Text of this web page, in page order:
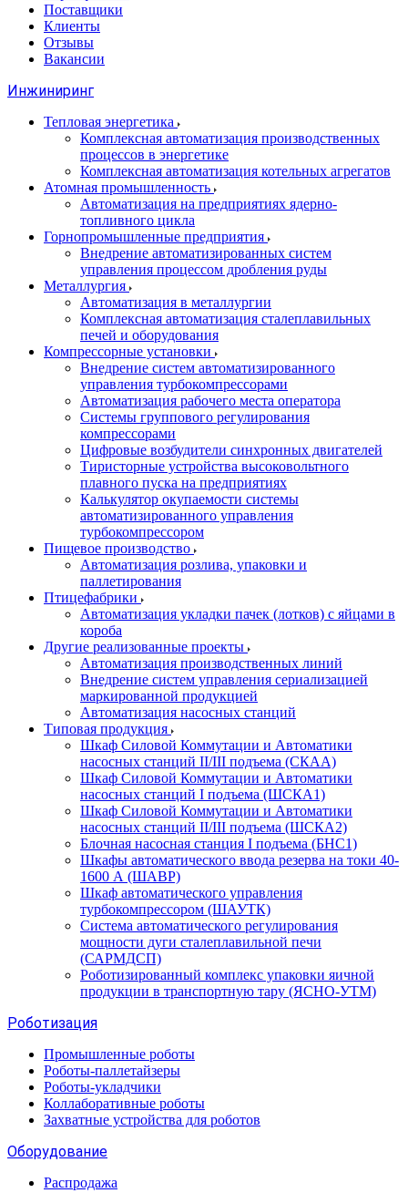
Поставщики
Клиенты
Отзывы
Вакансии
Инжиниринг
Тепловая энергетика
Комплексная автоматизация производственных
процессов в энергетике
Комплексная автоматизация котельных агрегатов
Атомная промышленность
Автоматизация на предприятиях ядерно-
топливного цикла
Горнопромышленные предприятия
Внедрение автоматизированных систем
управления процессом дробления руды
Металлургия
Автоматизация в металлургии
Комплексная автоматизация сталеплавильных
печей и оборудования
Компрессорные установки
Внедрение систем автоматизированного
управления турбокомпрессорами
Автоматизация рабочего места оператора
Системы группового регулирования
компрессорами
Цифровые возбудители синхронных двигателей
Тиристорные устройства высоковольтного
плавного пуска на предприятиях
Калькулятор окупаемости системы
автоматизированного управления
турбокомпрессором
Пищевое производство
Автоматизация розлива, упаковки и
паллетирования
Птицефабрики
Автоматизация укладки пачек (лотков) с яйцами в
короба
Другие реализованные проекты
Автоматизация производственных линий
Внедрение систем управления сериализацией
маркированной продукцией
Автоматизация насосных станций
Типовая продукция
Шкаф Силовой Коммутации и Автоматики
насосных станций II/III подъема (СКАА)
Шкаф Силовой Коммутации и Автоматики
насосных станций I подъема (ШСКА1)
Шкаф Силовой Коммутации и Автоматики
насосных станций II/III подъема (ШСКА2)
Блочная насосная станция I подъема (БНС1)
Шкафы автоматического ввода резерва на токи 40-
1600 А (ШАВР)
Шкаф автоматического управления
турбокомпрессором (ШАУТК)
Система автоматического регулирования
мощности дуги сталеплавильной печи
(САРМДСП)
Роботизированный комплекс упаковки яичной
продукции в транспортную тару (ЯСНО-УТМ)
Роботизация
Промышленные роботы
Роботы-паллетайзеры
Роботы-укладчики
Коллаборативные роботы
Захватные устройства для роботов
Оборудование
Распродажа